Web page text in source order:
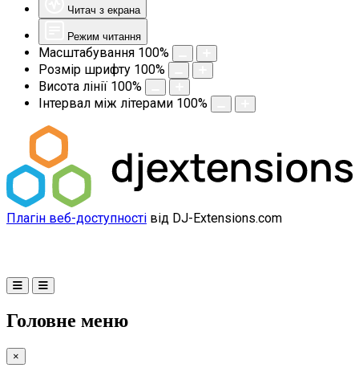
Читач з екрана
Режим читання
Масштабування 100%
Розмір шрифту 100%
Висота лінії 100%
Інтервал між літерами 100%
Плагін веб-доступності від DJ-Extensions.com
Головне меню
×